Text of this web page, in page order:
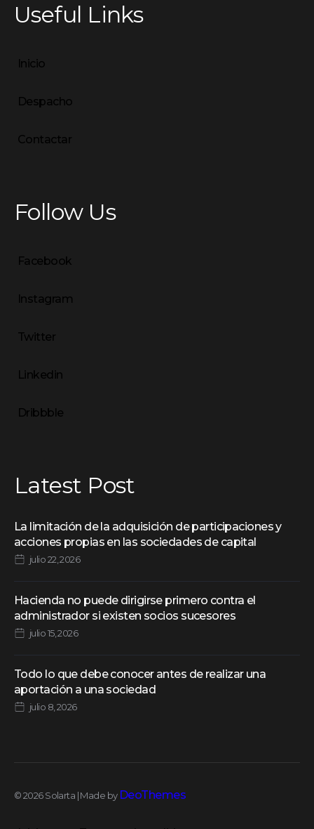
Useful Links
Inicio
Despacho
Contactar
Follow Us
Facebook
Instagram
Twitter
Linkedin
Dribbble
Latest Post
La limitación de la adquisición de participaciones y
acciones propias en las sociedades de capital
julio 22, 2026
Hacienda no puede dirigirse primero contra el
administrador si existen socios sucesores
julio 15, 2026
Todo lo que debe conocer antes de realizar una
aportación a una sociedad
julio 8, 2026
© 2026 Solarta | Made by DeoThemes